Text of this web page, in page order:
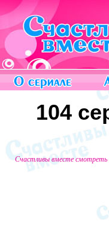
104
Счастливы вместе смотреть